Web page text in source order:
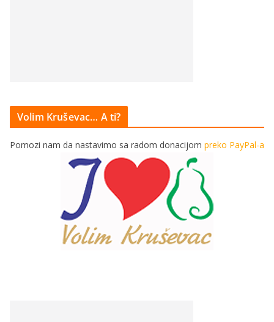
Volim Kruševac… A ti?
Pomozi nam da nastavimo sa radom donacijom preko PayPal-a